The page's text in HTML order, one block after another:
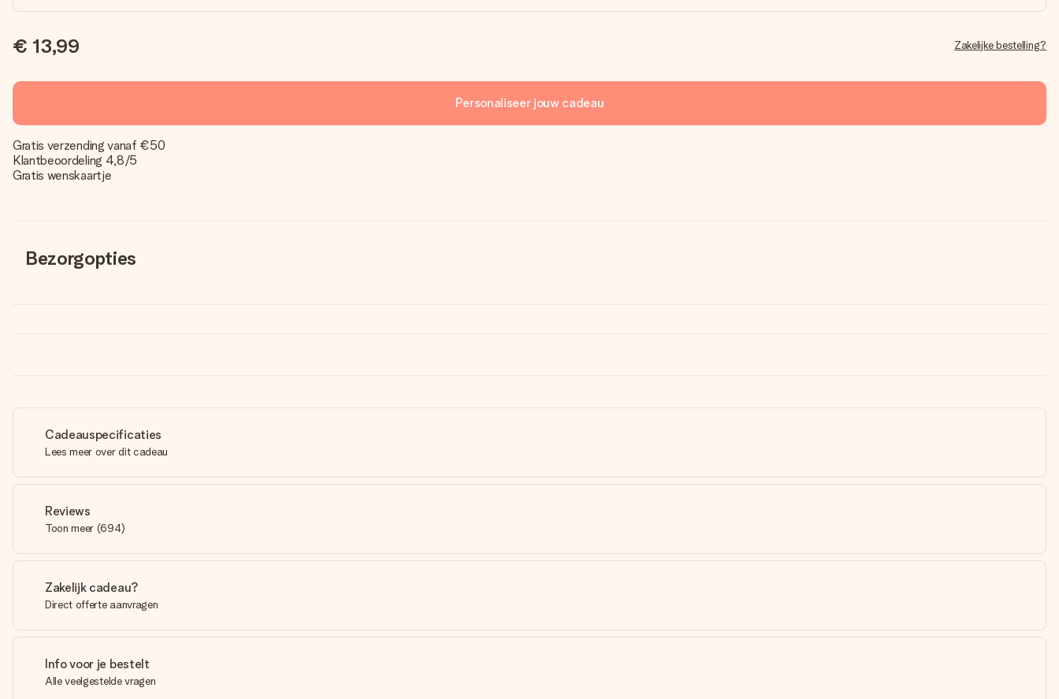
€ 13,99 Zakelijke bestelling?
Personaliseer jouw cadeau
Gratis verzending vanaf €50
Klantbeoordeling 4,8/5
Gratis wenskaartje
Bezorgopties
Cadeauspecificaties
Lees meer over dit cadeau
Reviews
Toon meer (694)
Zakelijk cadeau?
Direct offerte aanvragen
Info voor je bestelt
Alle veelgestelde vragen